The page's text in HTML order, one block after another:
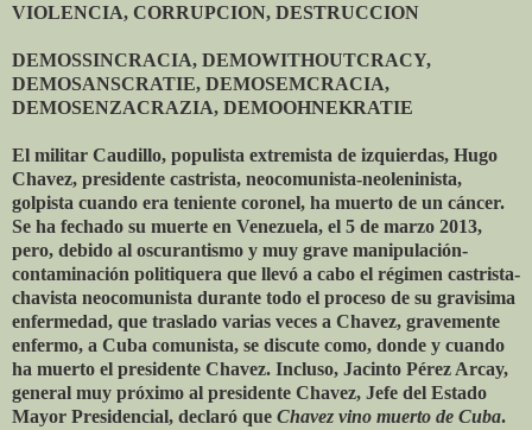
VIOLENCIA, CORRUPCION, DESTRUCCION
DEMOSSINCRACIA, DEMOWITHOUTCRACY,
DEMOSANSCRATIE, DEMOSEMCRACIA,
DEMOSENZACRAZIA, DEMOOHNEKRATIE
El militar Caudillo, populista extremista de izquierdas, Hugo
Chavez, presidente castrista, neocomunista-neoleninista,
golpista cuando era teniente coronel, ha muerto de un cáncer.
Se ha fechado su muerte en Venezuela, el 5 de marzo 2013,
pero, debido al oscurantismo y muy grave manipulación-
contaminación politiquera que llevó a cabo el régimen castrista-
chavista neocomunista durante todo el proceso de su gravisima
enfermedad, que traslado varias veces a Chavez, gravemente
enfermo, a Cuba comunista, se discute como, donde y cuando
ha muerto el presidente Chavez. Incluso, Jacinto Pérez Arcay,
general muy próximo al presidente Chavez, Jefe del Estado
Mayor Presidencial, declaró que Chavez vino muerto de Cuba.